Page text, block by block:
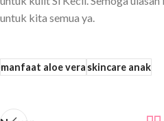
untuk kita semua ya.
manfaat aloe veraskincare anak